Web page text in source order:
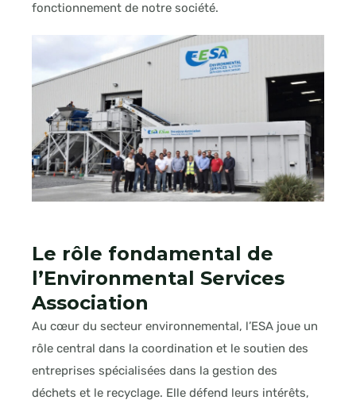
fonctionnement de notre société.
Le rôle fondamental de
l’Environmental Services
Association
Au cœur du secteur environnemental, l’ESA joue un
rôle central dans la coordination et le soutien des
entreprises spécialisées dans la gestion des
déchets et le recyclage. Elle défend leurs intérêts,